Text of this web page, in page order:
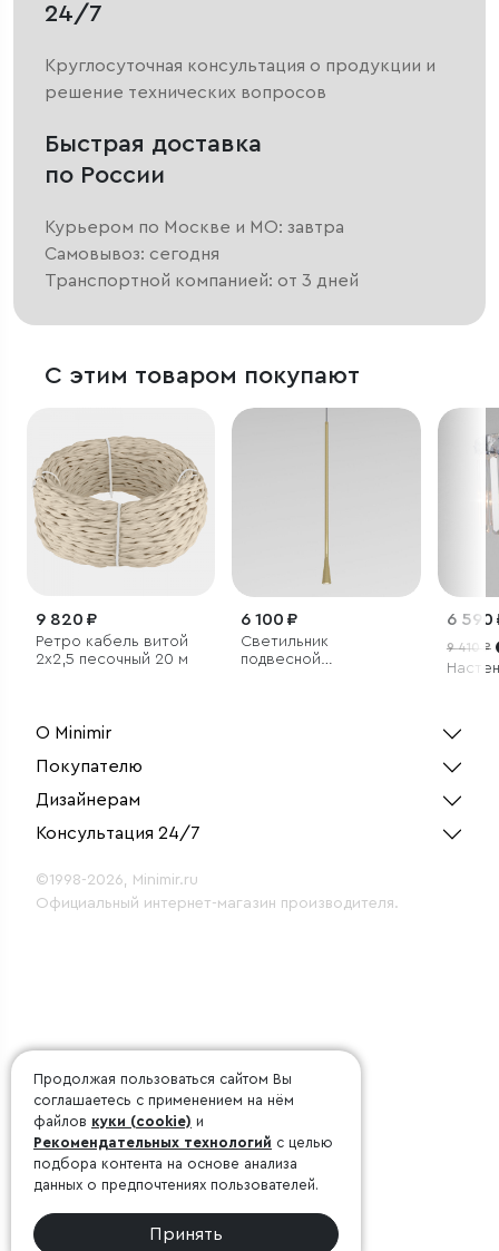
24/7
Круглосуточная консультация о продукции и
решение технических вопросов
Быстрая доставка
по России
Курьером по Москве и МО: завтра
Самовывоз: сегодня
Транспортной компанией: от 3 дней
С этим товаром покупают
9 820 ₽
Ретро кабель витой
2х2,5 песочный 20 м
6 100 ₽
Светильник
подвесной
6 590
9 410 ₽
О Minimir
Покупателю
Дизайнерам
Консультация 24/7
©1998-2026, Minimir.ru
Официальный интернет-магазин производителя.
Продолжая пользоваться сайтом Вы
соглашаетесь с применением на нём
файлов куки (cookie) и
Рекомендательных технологий с целью
подбора контента на основе анализа
данных о предпочтениях пользователей.
Принять